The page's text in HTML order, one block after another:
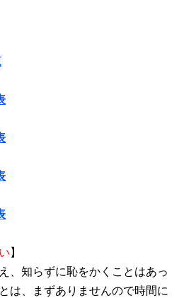
】
、知らずに恥をかくことはあっ
は、まずありませんので時間に